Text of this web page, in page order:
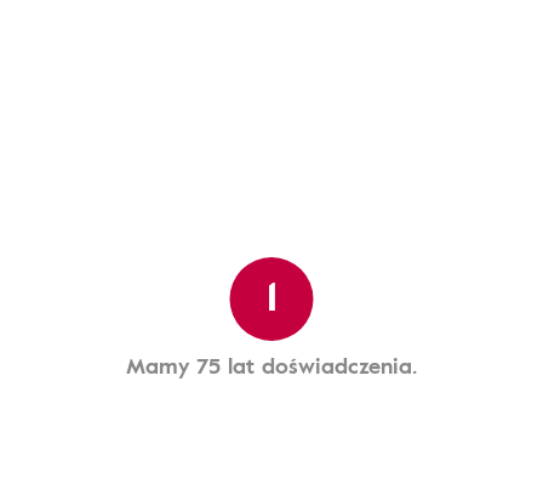
1
Mamy 75 lat doświadczenia.